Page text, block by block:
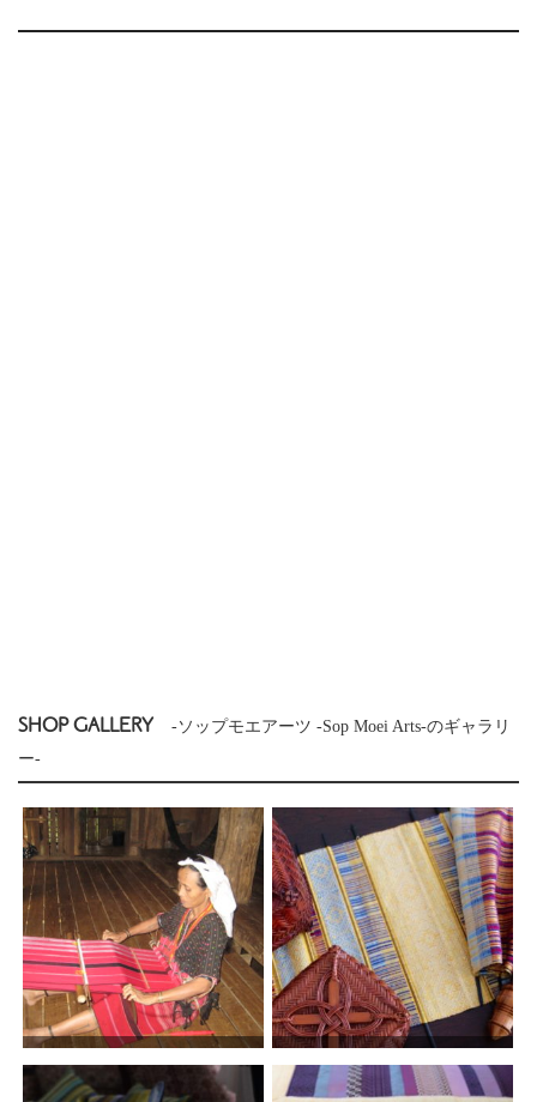
SHOP GALLERY
-ソップモエアーツ -Sop Moei Arts-のギャラリ
ー-